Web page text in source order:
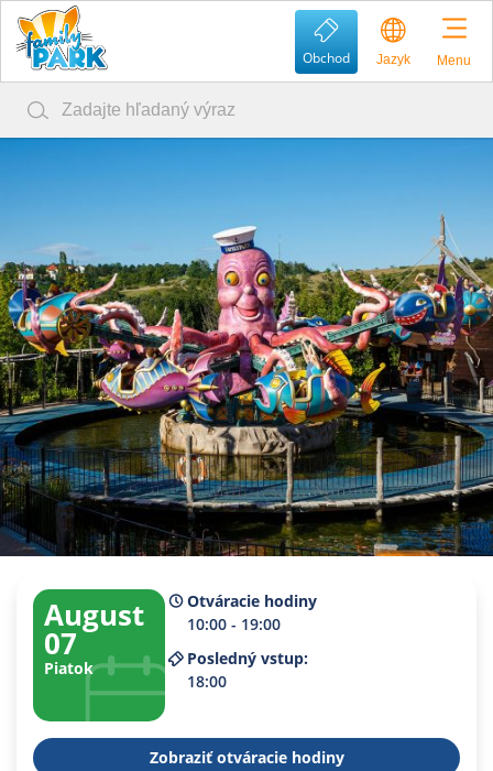
Obchod Jazyk Menu
August
07
Piatok
Otváracie hodiny
10:00 - 19:00
Posledný vstup:
18:00
Zobraziť otváracie hodiny